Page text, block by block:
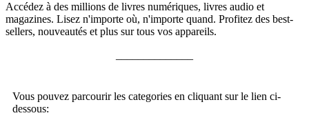
Accédez à des millions de livres numériques, livres audio et
magazines. Lisez n'importe où, n'importe quand. Profitez des best-
sellers, nouveautés et plus sur tous vos appareils.
Vous pouvez parcourir les categories en cliquant sur le lien ci-
dessous: